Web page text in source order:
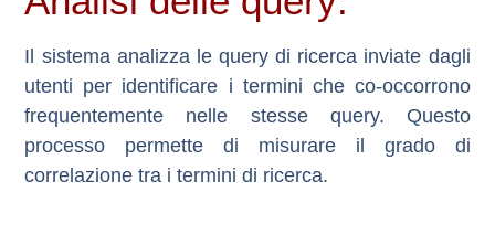
Il sistema analizza le query di ricerca inviate dagli
utenti per identificare i termini che co-occorrono
frequentemente nelle stesse query. Questo
processo permette di misurare il grado di
correlazione tra i termini di ricerca.